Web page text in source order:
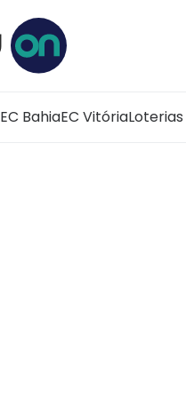
EC BahiaEC VitóriaLoterias